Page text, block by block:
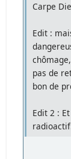
Carpe
Edit :
pas de
bon de
Edit 2 :